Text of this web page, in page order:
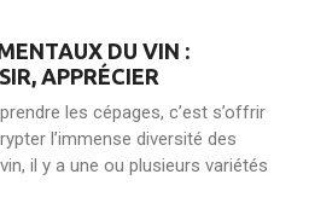
DU VIN :
APPRÉCIER
les cépages, c’est s’offrir
l’immense diversité des
il y a une ou plusieurs variétés